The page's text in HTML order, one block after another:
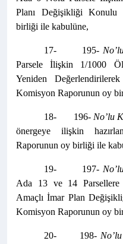
Planı Değişikliği
birliği ile kabulüne,
17- 195-
Parsele İlişkin 1/1000
Yeniden
Komisyon Raporunun oy
18- 196- No’lu
önergeye ilişkin
Raporunun oy birliği ile
19- 197-
Ada 13 ve 14
Amaçlı İmar Plan
Komisyon Raporunun oy
20- 198-